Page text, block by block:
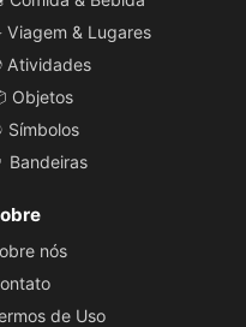
Viagem & Lugares
Atividades
Objetos
Símbolos
Bandeiras
nós
de Uso